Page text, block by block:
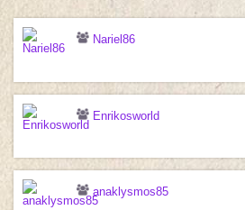
Nariel86
Enrikosworld
anaklysmos85